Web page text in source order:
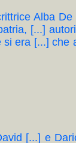
Alba
[...]
era [...]
[...] e